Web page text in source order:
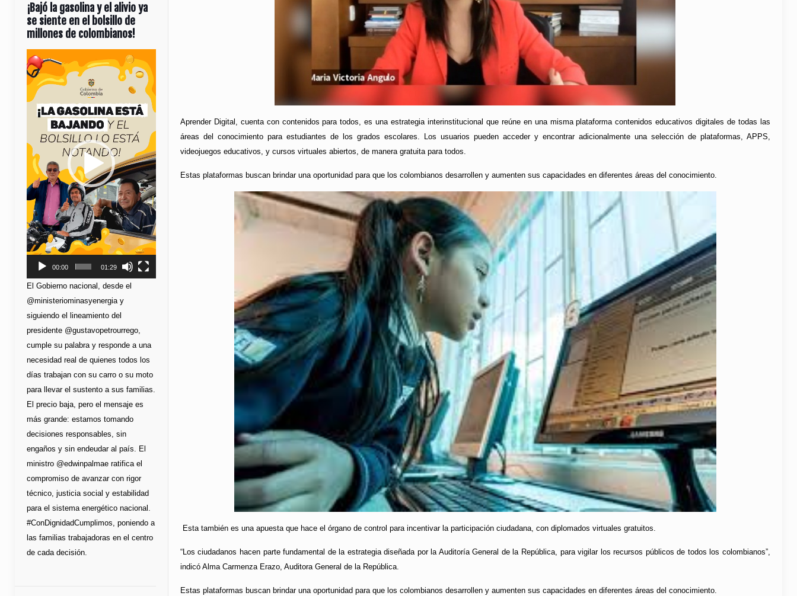
Aprender Digital, cuenta con contenidos para todos, es una estrategia interinstitucional que reúne en una misma plataforma contenidos educativos digitales de todas las
áreas del conocimiento para estudiantes de los grados escolares. Los usuarios pueden acceder y encontrar adicionalmente una selección de plataformas, APPS,
videojuegos educativos, y cursos virtuales abiertos, de manera gratuita para todos.
Estas plataformas buscan brindar una oportunidad para que los colombianos desarrollen y aumenten sus capacidades en diferentes áreas del conocimiento.
Esta también es una apuesta que hace el órgano de control para incentivar la participación ciudadana, con diplomados virtuales gratuitos.
“Los ciudadanos hacen parte fundamental de la estrategia diseñada por la Auditoría General de la República, para vigilar los recursos públicos de todos los colombianos”,
indicó Alma Carmenza Erazo, Auditora General de la República.
Estas plataformas buscan brindar una oportunidad para que los colombianos desarrollen y aumenten sus capacidades en diferentes áreas del conocimiento.
¡Bajó la gasolina y el alivio ya
se siente en el bolsillo de
millones de colombianos!
Reproductor
de
vídeo
00:00 01:29
El Gobierno nacional, desde el
@ministeriominasyenergia y
siguiendo el lineamiento del
presidente @gustavopetrourrego,
cumple su palabra y responde a una
necesidad real de quienes todos los
días trabajan con su carro o su moto
para llevar el sustento a sus familias.
El precio baja, pero el mensaje es
más grande: estamos tomando
decisiones responsables, sin
engaños y sin endeudar al país. El
ministro @edwinpalmae ratifica el
compromiso de avanzar con rigor
técnico, justicia social y estabilidad
para el sistema energético nacional.
#ConDignidadCumplimos, poniendo a
las familias trabajadoras en el centro
de cada decisión.